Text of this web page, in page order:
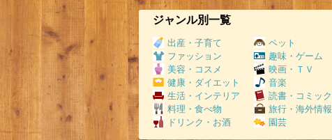
ジャンル別一覧
出産・子育て
ファッション
美容・コスメ
健康・ダイエット
生活・インテリア
料理・食べ物
ドリンク・お酒
ペット
趣味・ゲーム
映画・ＴＶ
音楽
読書・コミック
旅行・海外情報
園芸